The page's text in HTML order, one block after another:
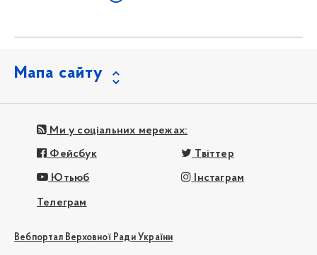
Мапа сайту
Ми у соціальних мережах:
Фейсбук Твіттер
Ютьюб Інстаграм
Телеграм
Вебпортал Верховної Ради України